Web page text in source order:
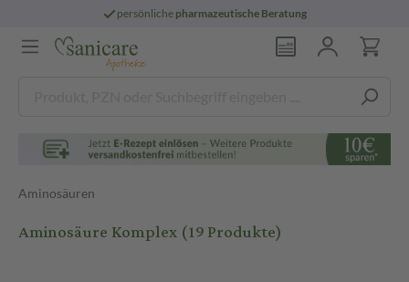
persönliche pharmazeutische Beratung
Aminosäuren
Aminosäure Komplex(19 Produkte)